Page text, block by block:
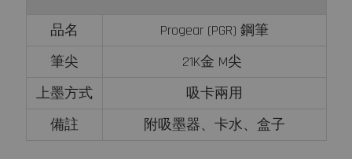
品名
Progear (PGR) 鋼筆
筆尖
21K金 M尖
上墨方式
吸卡兩用
備註
附吸墨器、卡水、盒子